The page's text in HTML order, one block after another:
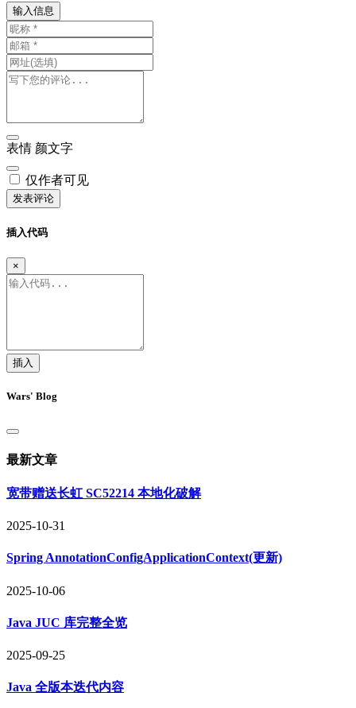
输入信息
表情 颜文字
仅作者可见
发表评论
插入代码
×
插入
Wars' Blog
最新文章
宽带赠送长虹 SC52214 本地化破解
2025-10-31
Spring AnnotationConfigApplicationContext(更新)
2025-10-06
Java JUC 库完整全览
2025-09-25
Java 全版本迭代内容